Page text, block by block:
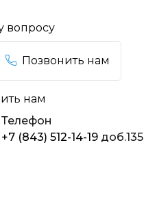
вопросу
Позвонить нам
нам
Телефон
+7 (843) 512-14-19 доб.135